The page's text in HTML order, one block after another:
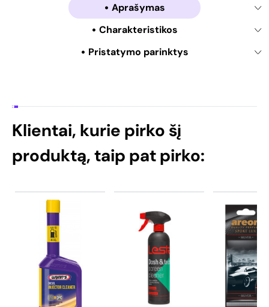
Aprašymas
Charakteristikos
Pristatymo parinktys
Klientai, kurie pirko šį
produktą, taip pat pirko: